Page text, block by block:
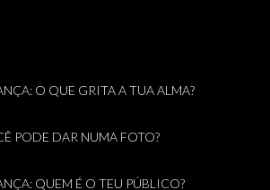
O QUE GRITA A TUA ALMA?
PODE DAR NUMA FOTO?
QUEM É O TEU PÚBLICO?